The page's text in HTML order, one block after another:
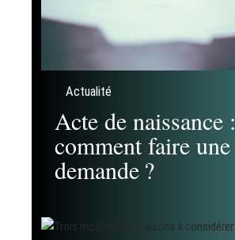
Actualité
Acte de naissance :
comment faire une
demande ?